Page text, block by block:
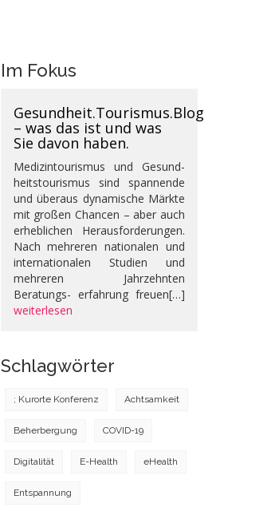
Im Fokus
Gesundheit.Tourismus.Blog
– was das ist und was
Sie davon haben.
Medizintourismus und Gesund-
heitstourismus sind spannende
und überaus dynamische Märkte
mit großen Chancen – aber auch
erheblichen Herausforderungen.
Nach mehreren nationalen und
internationalen Studien und
mehreren Jahrzehnten
Beratungs- erfahrung freuen[…]
weiterlesen
Schlagwörter
; Kurorte Konferenz Achtsamkeit
Beherbergung COVID-19
Digitalität E-Health eHealth
Entspannung